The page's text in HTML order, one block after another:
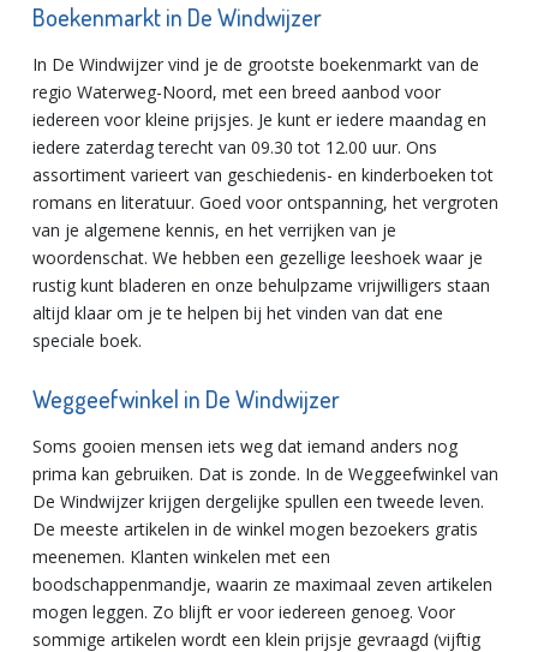
Boekenmarkt in De Windwijzer
In De Windwijzer vind je de grootste boekenmarkt van de
regio Waterweg-Noord, met een breed aanbod voor
iedereen voor kleine prijsjes. Je kunt er iedere maandag en
iedere zaterdag terecht van 09.30 tot 12.00 uur. Ons
assortiment varieert van geschiedenis- en kinderboeken tot
romans en literatuur. Goed voor ontspanning, het vergroten
van je algemene kennis, en het verrijken van je
woordenschat. We hebben een gezellige leeshoek waar je
rustig kunt bladeren en onze behulpzame vrijwilligers staan
altijd klaar om je te helpen bij het vinden van dat ene
speciale boek.
Weggeefwinkel in De Windwijzer
Soms gooien mensen iets weg dat iemand anders nog
prima kan gebruiken. Dat is zonde. In de Weggeefwinkel van
De Windwijzer krijgen dergelijke spullen een tweede leven.
De meeste artikelen in de winkel mogen bezoekers gratis
meenemen. Klanten winkelen met een
boodschappenmandje, waarin ze maximaal zeven artikelen
mogen leggen. Zo blijft er voor iedereen genoeg. Voor
sommige artikelen wordt een klein prijsje gevraagd (vijftig